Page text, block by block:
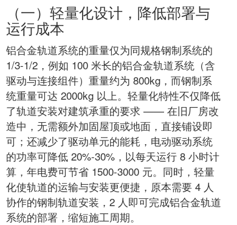
（一）轻量化设计，降低部署与
运行成本
铝合金轨道系统的重量仅为同规格钢制系统的
1/3-1/2，例如 100 米长的铝合金轨道系统（含
驱动与连接组件）重量约为 800kg，而钢制系
统重量可达 2000kg 以上。轻量化特性不仅降低
了轨道安装对建筑承重的要求 —— 在旧厂房改
造中，无需额外加固屋顶或地面，直接铺设即
可；还减少了驱动单元的能耗，电动驱动系统
的功率可降低 20%-30%，以每天运行 8 小时计
算，年电费可节省 1500-3000 元。同时，轻量
化使轨道的运输与安装更便捷，原本需要 4 人
协作的钢制轨道安装，2 人即可完成铝合金轨道
系统的部署，缩短施工周期。